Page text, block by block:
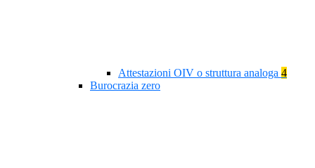
Attestazioni OIV o struttura analoga 4
Burocrazia zero